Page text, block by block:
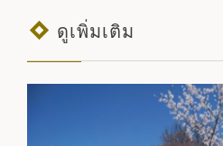
ดูเพิ่มเติม